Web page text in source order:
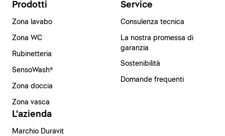
Prodotti
Zona lavabo
Zona WC
Rubinetteria
SensoWash®
Zona doccia
Zona vasca
Service
Consulenza tecnica
La nostra promessa di
garanzia
Sostenibilità
Domande frequenti
L'azienda
Marchio Duravit